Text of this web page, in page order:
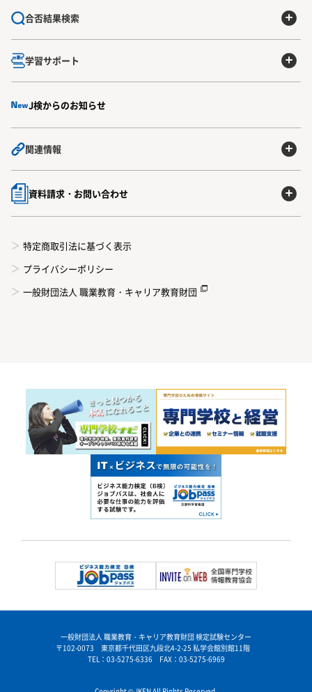
合否結果検索
学習サポート
J検からのお知らせ
関連情報
資料請求・お問い合わせ
特定商取引法に基づく表示
プライバシーポリシー
一般財団法人 職業教育・キャリア教育財団
一般財団法人 職業教育・キャリア教育財団 検定試験センター
〒102-0073 東京都千代田区九段北4-2-25 私学会館別館11階
TEL：03-5275-6336 FAX：03-5275-6969